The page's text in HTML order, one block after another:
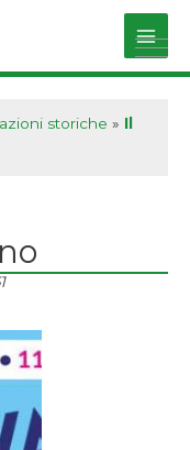
Main
storiche » Il